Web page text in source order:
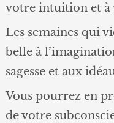
votre intuition et à
Les semaines qui
belle à
sagesse et aux
Vous pourrez en
de votre